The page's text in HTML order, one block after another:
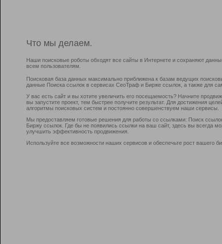
Что мы делаем.
Наши поисковые роботы обходят все сайты в Интернете и сохраняют
всем пользователям.
Поисковая база данных максимально приближена к базам ведущих
данные Поиска ссылок в сервисах СеоТраф и Бирже ссылок, а также для
У вас есть сайт и вы хотите увеличить его посещаемость? Начните
вы запустите проект, тем быстрее получите результат. Для достижения
алгоритмы поисковых систем и постоянно совершенствуем наши сервисы.
Мы предоставляем готовые решения для работы со ссылками: Поиск
Биржу ссылок. Где бы не появились ссылки на ваш сайт, здесь вы всегда
улучшить эффективность продвижения.
Используйте все возможности наших сервисов и обеспечьте рост вашего